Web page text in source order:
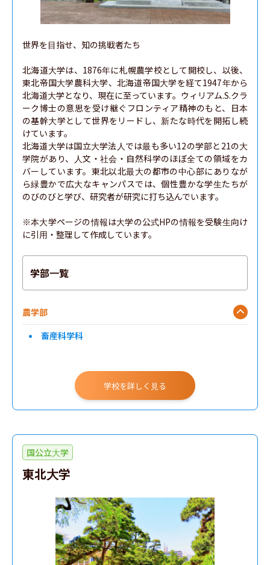
世界を目指せ、知の挑戦者たち
北海道大学は、1876年に札幌農学校として開校し、以後、
東北帝国大学農科大学、北海道帝国大学を経て1947年から
北海道大学となり、現在に至っています。ウィリアム.S.クラ
ーク博士の意思を受け継ぐフロンティア精神のもと、日本
の基幹大学として世界をリードし、新たな時代を開拓し続
けています。
北海道大学は国立大学法人では最も多い12の学部と21の大
学院があり、人文・社会・自然科学のほぼ全ての領域をカ
バーしています。東北以北最大の都市の中心部にありなが
ら緑豊かで広大なキャンパスでは、個性豊かな学生たちが
のびのびと学び、研究者が研究に打ち込んでいます。
※本大学ページの情報は大学の公式HPの情報を受験生向け
に引用・整理して作成しています。
学部一覧
農学部
畜産科学科
学校を詳しく見る
国公立大学
東北大学